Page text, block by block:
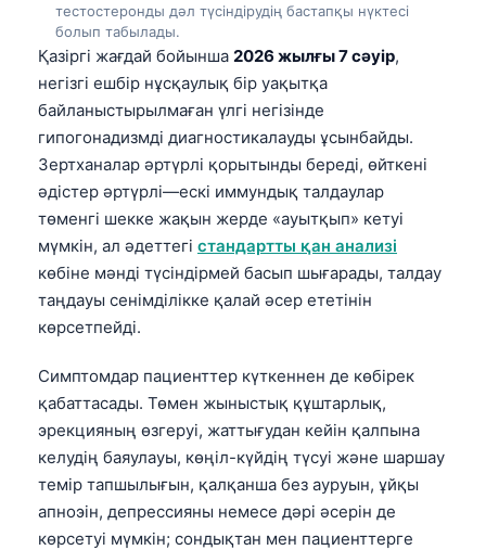
тестостеронды дәл түсіндірудің бастапқы нүктесі
болып табылады.
Қазіргі жағдай бойынша 2026 жылғы 7 сәуір,
негізгі ешбір нұсқаулық бір уақытқа
байланыстырылмаған үлгі негізінде
гипогонадизмді диагностикалауды ұсынбайды.
Зертханалар әртүрлі қорытынды береді, өйткені
әдістер әртүрлі—ескі иммундық талдаулар
төменгі шекке жақын жерде «ауытқып» кетуі
мүмкін, ал әдеттегі стандартты қан анализі
көбіне мәнді түсіндірмей басып шығарады, талдау
таңдауы сенімділікке қалай әсер ететінін
көрсетпейді.
Симптомдар пациенттер күткеннен де көбірек
қабаттасады. Төмен жыныстық құштарлық,
эрекцияның өзгеруі, жаттығудан кейін қалпына
келудің баяулауы, көңіл-күйдің түсуі және шаршау
темір тапшылығын, қалқанша без ауруын, ұйқы
апноэін, депрессияны немесе дәрі әсерін де
көрсетуі мүмкін; сондықтан мен пациенттерге